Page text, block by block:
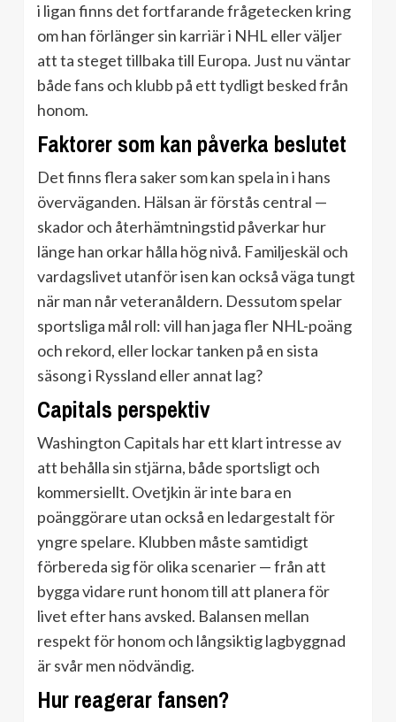
i ligan finns det fortfarande frågetecken kring
om han förlänger sin karriär i NHL eller väljer
att ta steget tillbaka till Europa. Just nu väntar
både fans och klubb på ett tydligt besked från
honom.
Faktorer som kan påverka beslutet
Det finns flera saker som kan spela in i hans
överväganden. Hälsan är förstås central —
skador och återhämtningstid påverkar hur
länge han orkar hålla hög nivå. Familjeskäl och
vardagslivet utanför isen kan också väga tungt
när man når veteranåldern. Dessutom spelar
sportsliga mål roll: vill han jaga fler NHL-poäng
och rekord, eller lockar tanken på en sista
säsong i Ryssland eller annat lag?
Capitals perspektiv
Washington Capitals har ett klart intresse av
att behålla sin stjärna, både sportsligt och
kommersiellt. Ovetjkin är inte bara en
poänggörare utan också en ledargestalt för
yngre spelare. Klubben måste samtidigt
förbereda sig för olika scenarier — från att
bygga vidare runt honom till att planera för
livet efter hans avsked. Balansen mellan
respekt för honom och långsiktig lagbyggnad
är svår men nödvändig.
Hur reagerar fansen?